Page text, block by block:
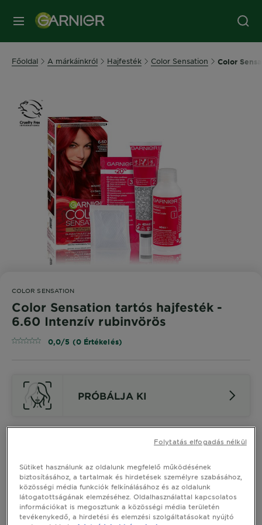
MENÜ
Főoldal A márkáinkról Hajfesték Color Sensation Color
COLOR SENSATION
Color Sensation tartós hajfesték -
6.60 Intenzív rubinvörös
0,0/5 (0 Értékelés)
PRÓBÁLJA KI
Color Sensation tartós hajfesték -
6.60 Intenzív rubinvörös
A Garnier Color Sensation 6.60 árnyalata intenzív,
Sütiket használunk az oldalunk megfelelő működésének
biztosításához, a tartalmak és hirdetések személyre szabásához,
közösségi média funkciók felkínálásához és az oldalunk
látogatottságának elemzéséhez. Oldalhasználattal kapcsolatos
információkat is megosztunk a közösségi média területén
tevékenykedő, a hirdetési és elemzési szolgáltatásokat nyújtó
Folytatás elfogadás nélkül